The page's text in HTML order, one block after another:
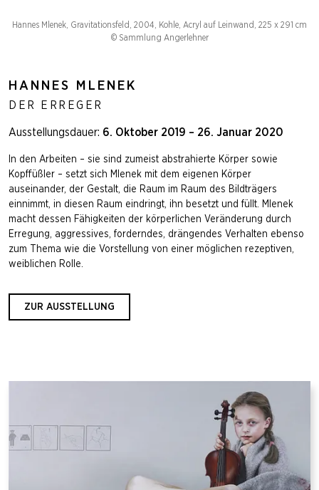
Hannes Mlenek, Gravitationsfeld, 2004, Kohle, Acryl auf Leinwand, 225 x 291 cm
© Sammlung Angerlehner
HANNES MLENEK
DER ERREGER
Ausstellungsdauer: 6. Oktober 2019 – 26. Januar 2020
In den Arbeiten – sie sind zumeist abstrahierte Körper sowie
Kopffüßler – setzt sich Mlenek mit dem eigenen Körper
auseinander, der Gestalt, die Raum im Raum des Bildträgers
einnimmt, in diesen Raum eindringt, ihn besetzt und füllt. Mlenek
macht dessen Fähigkeiten der körperlichen Veränderung durch
Erregung, aggressives, forderndes, drängendes Verhalten ebenso
zum Thema wie die Vorstellung von einer möglichen rezeptiven,
weiblichen Rolle.
ZUR AUSSTELLUNG